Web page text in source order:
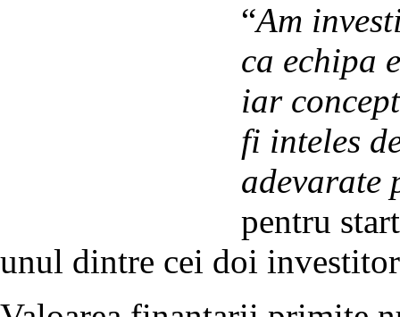
“Am
ca echipa
iar
fi inteles
adevarate
pentru
unul dintre cei doi